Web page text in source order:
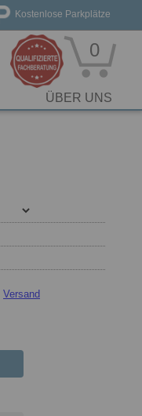
Kostenlose Parkplätze
0
ÜBER UNS
Versand